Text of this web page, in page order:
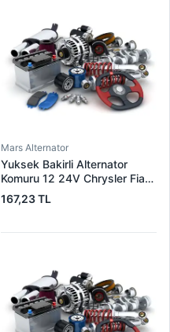
Mars Alternator
Yuksek Bakirli Alternator
Komuru 12 24V Chrysler Fiat
Ford Otoyol Iveco | MEGA JX
30-31SCU | OEM 749 904 31
167,23 TL